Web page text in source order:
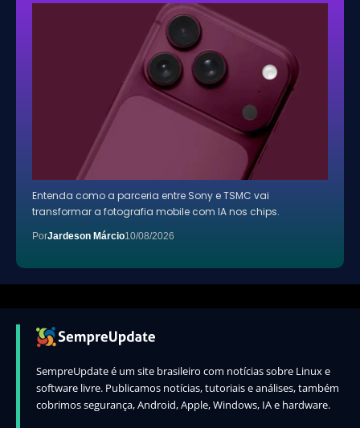
Entenda como a parceria entre Sony e TSMC vai
transformar a fotografia mobile com IA nos chips.
PorJardeson Márcio10/08/2026
SempreUpdate é um site brasileiro com notícias sobre Linux e
software livre. Publicamos notícias, tutoriais e análises, também
cobrimos segurança, Android, Apple, Windows, IA e hardware.